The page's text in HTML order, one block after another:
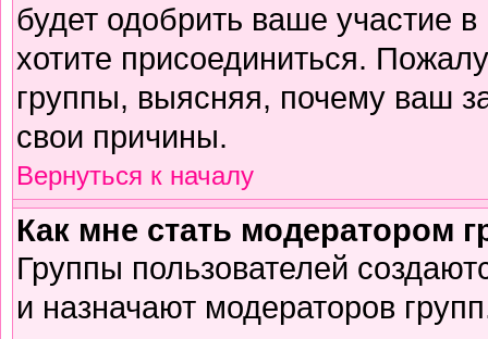
будет одобрить ваше участие
хотите присоединиться.
группы, выясняя, почему ваш
свои причины.
Вернуться к началу
Как мне стать модератором
Группы пользователей
и назначают модераторов